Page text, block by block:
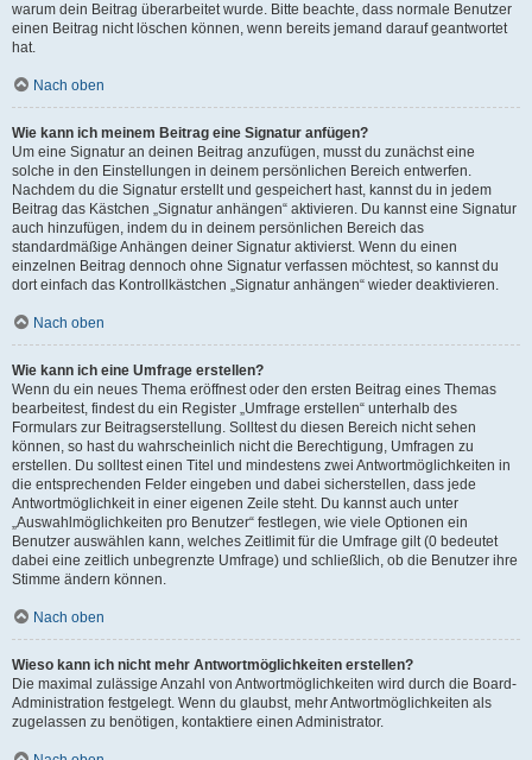
warum dein Beitrag überarbeitet wurde. Bitte beachte, dass normale Benutzer
einen Beitrag nicht löschen können, wenn bereits jemand darauf geantwortet
hat.
Nach oben
Wie kann ich meinem Beitrag eine Signatur anfügen?
Um eine Signatur an deinen Beitrag anzufügen, musst du zunächst eine
solche in den Einstellungen in deinem persönlichen Bereich entwerfen.
Nachdem du die Signatur erstellt und gespeichert hast, kannst du in jedem
Beitrag das Kästchen „Signatur anhängen“ aktivieren. Du kannst eine Signatur
auch hinzufügen, indem du in deinem persönlichen Bereich das
standardmäßige Anhängen deiner Signatur aktivierst. Wenn du einen
einzelnen Beitrag dennoch ohne Signatur verfassen möchtest, so kannst du
dort einfach das Kontrollkästchen „Signatur anhängen“ wieder deaktivieren.
Nach oben
Wie kann ich eine Umfrage erstellen?
Wenn du ein neues Thema eröffnest oder den ersten Beitrag eines Themas
bearbeitest, findest du ein Register „Umfrage erstellen“ unterhalb des
Formulars zur Beitragserstellung. Solltest du diesen Bereich nicht sehen
können, so hast du wahrscheinlich nicht die Berechtigung, Umfragen zu
erstellen. Du solltest einen Titel und mindestens zwei Antwortmöglichkeiten in
die entsprechenden Felder eingeben und dabei sicherstellen, dass jede
Antwortmöglichkeit in einer eigenen Zeile steht. Du kannst auch unter
„Auswahlmöglichkeiten pro Benutzer“ festlegen, wie viele Optionen ein
Benutzer auswählen kann, welches Zeitlimit für die Umfrage gilt (0 bedeutet
dabei eine zeitlich unbegrenzte Umfrage) und schließlich, ob die Benutzer ihre
Stimme ändern können.
Nach oben
Wieso kann ich nicht mehr Antwortmöglichkeiten erstellen?
Die maximal zulässige Anzahl von Antwortmöglichkeiten wird durch die Board-
Administration festgelegt. Wenn du glaubst, mehr Antwortmöglichkeiten als
zugelassen zu benötigen, kontaktiere einen Administrator.